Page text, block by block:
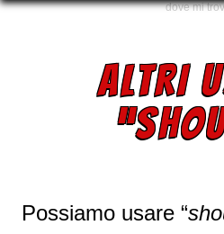
dove mi
ALTRI
Possiamo usare “